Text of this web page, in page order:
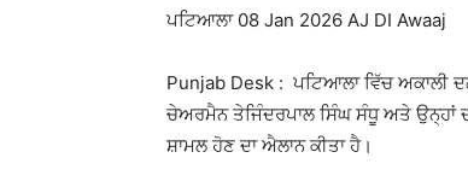
ਪਟਿਆਲਾ 08 Jan 2026 AJ DI Awaaj
Punjab Desk : ਪਟਿਆਲਾ ਵਿੱਚ ਅਕਾਲੀ
ਚੇਅਰਮੈਨ ਤੇਜਿੰਦਰਪਾਲ ਸਿੰਘ ਸੰਧੂ ਅਤੇ ਉਨ੍ਹਾਂ
ਸ਼ਾਮਲ ਹੋਣ ਦਾ ਐਲਾਨ ਕੀਤਾ ਹੈ।